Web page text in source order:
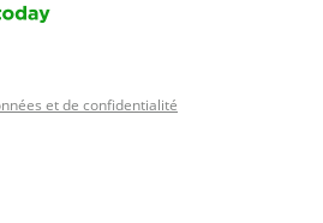
et de confidentialité